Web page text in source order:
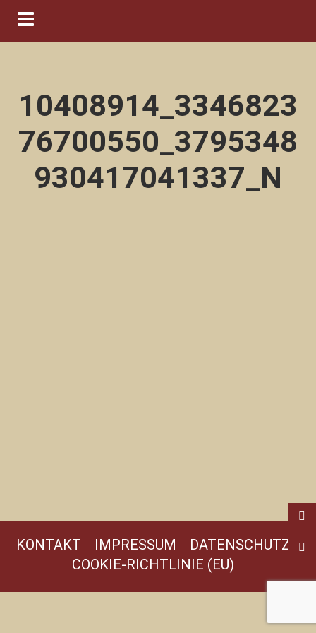
Navigation ein-/ausblenden
10408914_3346823
76700550_3795348
930417041337_N
KONTAKT IMPRESSUM
DATENSCHUTZ
COOKIE-RICHTLINIE (EU)